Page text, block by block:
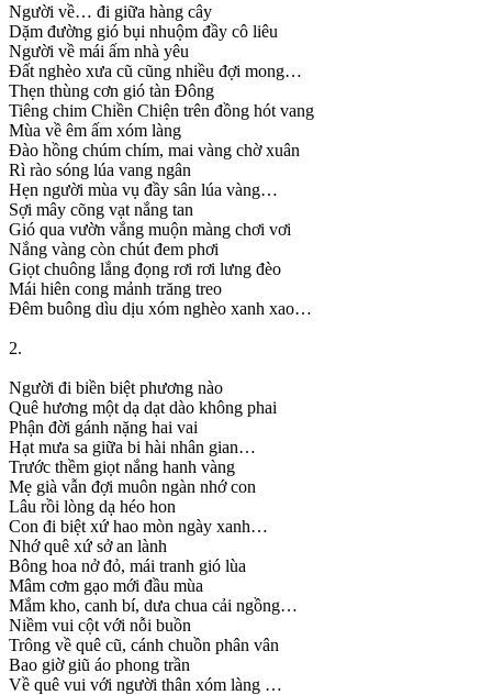
Người về… đi giữa hàng cây
Dặm đường gió bụi nhuộm đầy cô liêu
Người về mái ấm nhà yêu
Đất nghèo xưa cũ cũng nhiều đợi mong…
Thẹn thùng cơn gió tàn Đông
Tiêng chim Chiền Chiện trên đồng hót vang
Mùa về êm ấm xóm làng
Đào hồng chúm chím, mai vàng chờ xuân
Rì rào sóng lúa vang ngân
Hẹn người mùa vụ đầy sân lúa vàng…
Sợi mây cõng vạt nắng tan
Gió qua vườn vắng muộn màng chơi vơi
Nắng vàng còn chút đem phơi
Giọt chuông lắng đọng rơi rơi lưng đèo
Mái hiên cong mảnh trăng treo
Đêm buông dìu dịu xóm nghèo xanh xao…
2.
Người đi biền biệt phương nào
Quê hương một dạ dạt dào không phai
Phận đời gánh nặng hai vai
Hạt mưa sa giữa bi hài nhân gian…
Trước thềm giọt nắng hanh vàng
Mẹ già vẫn đợi muôn ngàn nhớ con
Lâu rồi lòng dạ héo hon
Con đi biệt xứ hao mòn ngày xanh…
Nhớ quê xứ sở an lành
Bông hoa nở đỏ, mái tranh gió lùa
Mâm cơm gạo mới đầu mùa
Mắm kho, canh bí, dưa chua cải ngồng…
Niềm vui cột với nỗi buồn
Trông về quê cũ, cánh chuồn phân vân
Bao giờ giũ áo phong trần
Về quê vui với người thân xóm làng …